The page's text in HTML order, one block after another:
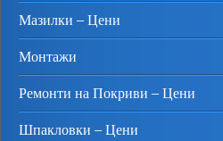
Мазилки – Цени
Монтажи
Ремонти на Покриви – Цени
Шпакловки – Цени